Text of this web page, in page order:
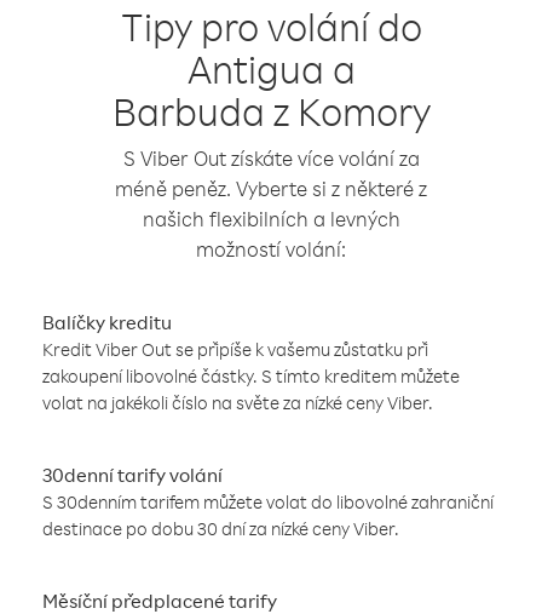
Tipy pro volání do
Antigua a
Barbuda z Komory
S Viber Out získáte více volání za
méně peněz. Vyberte si z některé z
našich flexibilních a levných
možností volání:
Balíčky kreditu
Kredit Viber Out se připíše k vašemu zůstatku při
zakoupení libovolné částky. S tímto kreditem můžete
volat na jakékoli číslo na světe za nízké ceny Viber.
30denní tarify volání
S 30denním tarifem můžete volat do libovolné zahraniční
destinace po dobu 30 dní za nízké ceny Viber.
Měsíční předplacené tarify